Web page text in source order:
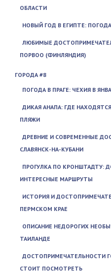
ОБЛАСТИ
НОВЫЙ ГОД В ЕГИПТЕ:
ЛЮБИМЫЕ
ПОРВОО (ФИНЛЯНДИЯ)
ГОРОДА #8
ПОГОДА В ПРАГЕ: ЧЕХИЯ В
ДИКАЯ АНАПА: ГДЕ
ПЛЯЖИ
ДРЕВНИЕ И СОВРЕМЕННЫЕ
СЛАВЯНСК-НА-КУБАНИ
ПРОГУЛКА ПО КРОНШТАДТУ:
ИНТЕРЕСНЫЕ МАРШРУТЫ
ИСТОРИЯ И
ПЕРМСКОМ КРАЕ
ОПИСАНИЕ НЕДОРОГИХ
ТАИЛАНДЕ
ДОСТОПРИМЕЧАТЕЛЬНОСТИ
СТОИТ ПОСМОТРЕТЬ